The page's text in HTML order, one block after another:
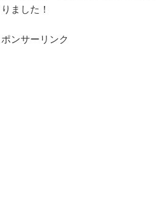
ました！
ポンサーリンク